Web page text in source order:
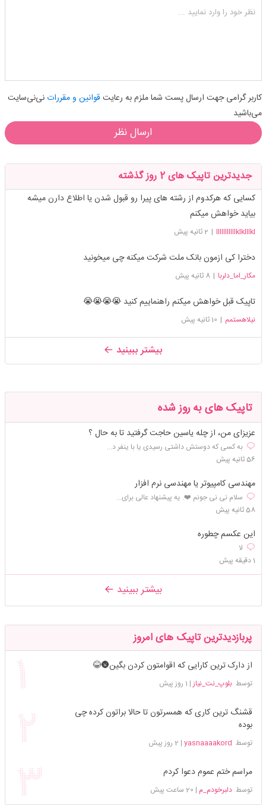
نظر خود را وارد نمایید ...
کاربر گرامی جهت ارسال پست شما ملزم به رعایت قوانین و مقرراتنی‌نی‌سایت
می‌باشید
ارسال نظر
جدیدترین تاپیک های 2 روز گذشته
کسایی که هرکدوم از رشته های پیرا رو قبول شدن یا اطلاع دارن میشه
بیاید خواهش میکنم
lllllllllllklklllkl
| 2 ثانیه پیش
دخترا کی ازمون بانک ملت شرکت میکنه چی میخونید
مکار_اما_دلربا | 8 ثانیه پیش
تاپیک قبل خواهش میکنم راهنماییم کنید 😭😭😭😭
نیلاهستمم | 10 ثانیه پیش
بیشتر ببینید
تاپیک های به روز شده
عزیزای من، از چله یاسین حاجت گرفتید تا به حال ؟
به کسی که دوستش داشتی رسیدی یا با ینفر د...
56 ثانیه پیش
مهندسی کامپیوتر یا مهندسی نرم افزار
سلام نی نی جونم ❤️. یه پیشنهاد عالی برای...
58 ثانیه پیش
این عکسم چطوره
لا
1 دقیقه پیش
بیشتر ببینید
پربازدیدترین تاپیک های امروز
از دارک ترین کارایی که اقوامتون کردن بگین🌚😂
توسطبلوپ_نت_نیاز | 1 روز پیش
قشنگ ترین کاری که همسرتون تا حالا براتون کرده چی
بوده
توسط yasnaaaakord
| 2 روز پیش
مراسم ختم عموم دعوا کردم
توسطدلبرخودم_م | 20 ساعت پیش